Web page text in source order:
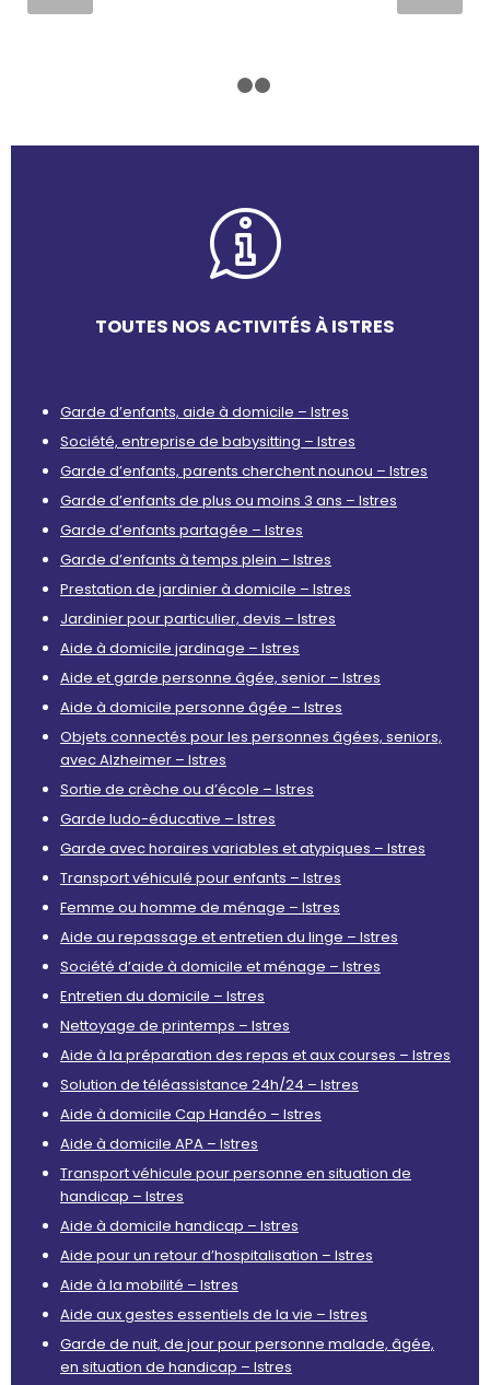
TOUTES NOS ACTIVITÉS À ISTRES
Garde d’enfants, aide à domicile – Istres
Société, entreprise de babysitting – Istres
Garde d’enfants, parents cherchent nounou – Istres
Garde d’enfants de plus ou moins 3 ans – Istres
Garde d’enfants partagée – Istres
Garde d’enfants à temps plein – Istres
Prestation de jardinier à domicile – Istres
Jardinier pour particulier, devis – Istres
Aide à domicile jardinage – Istres
Aide et garde personne âgée, senior – Istres
Aide à domicile personne âgée – Istres
Objets connectés pour les personnes âgées, seniors,
avec Alzheimer – Istres
Sortie de crèche ou d’école – Istres
Garde ludo-éducative – Istres
Garde avec horaires variables et atypiques – Istres
Transport véhiculé pour enfants – Istres
Femme ou homme de ménage – Istres
Aide au repassage et entretien du linge – Istres
Société d’aide à domicile et ménage – Istres
Entretien du domicile – Istres
Nettoyage de printemps – Istres
Aide à la préparation des repas et aux courses – Istres
Solution de téléassistance 24h/24 – Istres
Aide à domicile Cap Handéo – Istres
Aide à domicile APA – Istres
Transport véhicule pour personne en situation de
handicap – Istres
Aide à domicile handicap – Istres
Aide pour un retour d’hospitalisation – Istres
Aide à la mobilité – Istres
Aide aux gestes essentiels de la vie – Istres
Garde de nuit, de jour pour personne malade, âgée,
en situation de handicap – Istres